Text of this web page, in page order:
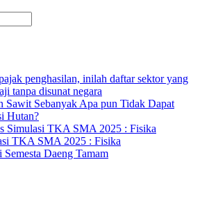
penghasilan, inilah daftar sektor yang
tanpa disunat negara
Sawit Sebanyak Apa pun Tidak Dapat
Hutan?
Simulasi TKA SMA 2025 : Fisika
TKA SMA 2025 : Fisika
Daeng Tamam